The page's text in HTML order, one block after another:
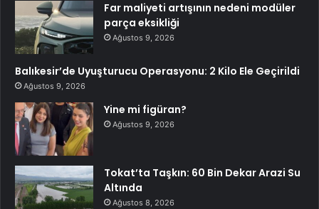
Far maliyeti artışının nedeni modüler
parça eksikliği
Ağustos 9, 2026
Balıkesir’de Uyuşturucu Operasyonu: 2 Kilo Ele Geçirildi
Ağustos 9, 2026
Yine mi figüran?
Ağustos 9, 2026
Tokat’ta Taşkın: 60 Bin Dekar Arazi Su
Altında
Ağustos 8, 2026